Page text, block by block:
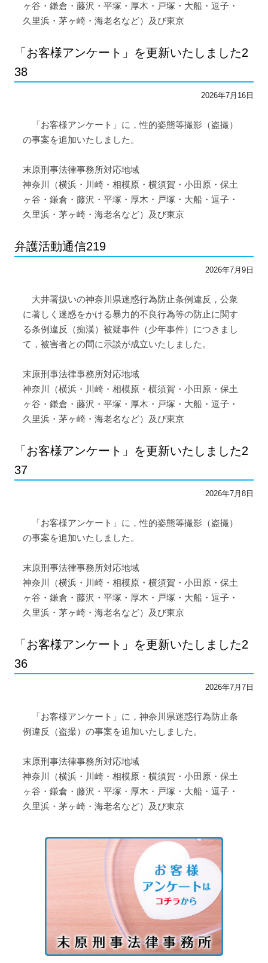
ヶ谷・鎌倉・藤沢・平塚・厚木・戸塚・大船・逗子・
久里浜・茅ヶ崎・海老名など）及び東京
「お客様アンケート」を更新いたしました2
38
2026年7月16日
「お客様アンケート」に，性的姿態等撮影（盗撮）
の事案を追加いたしました。
末原刑事法律事務所対応地域
神奈川（横浜・川崎・相模原・横須賀・小田原・保土
ヶ谷・鎌倉・藤沢・平塚・厚木・戸塚・大船・逗子・
久里浜・茅ヶ崎・海老名など）及び東京
弁護活動通信219
2026年7月9日
大井署扱いの神奈川県迷惑行為防止条例違反，公衆
に著しく迷惑をかける暴力的不良行為等の防止に関す
る条例違反（痴漢）被疑事件（少年事件）につきまし
て，被害者との間に示談が成立いたしました。
末原刑事法律事務所対応地域
神奈川（横浜・川崎・相模原・横須賀・小田原・保土
ヶ谷・鎌倉・藤沢・平塚・厚木・戸塚・大船・逗子・
久里浜・茅ヶ崎・海老名など）及び東京
「お客様アンケート」を更新いたしました2
37
2026年7月8日
「お客様アンケート」に，性的姿態等撮影（盗撮）
の事案を追加いたしました。
末原刑事法律事務所対応地域
神奈川（横浜・川崎・相模原・横須賀・小田原・保土
ヶ谷・鎌倉・藤沢・平塚・厚木・戸塚・大船・逗子・
久里浜・茅ヶ崎・海老名など）及び東京
「お客様アンケート」を更新いたしました2
36
2026年7月7日
「お客様アンケート」に，神奈川県迷惑行為防止条
例違反（盗撮）の事案を追加いたしました。
末原刑事法律事務所対応地域
神奈川（横浜・川崎・相模原・横須賀・小田原・保土
ヶ谷・鎌倉・藤沢・平塚・厚木・戸塚・大船・逗子・
久里浜・茅ヶ崎・海老名など）及び東京